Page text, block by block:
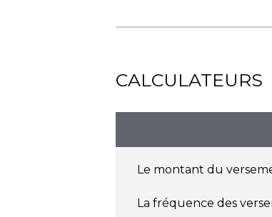
CALCULATEURS
Le montant du
La fréquence des